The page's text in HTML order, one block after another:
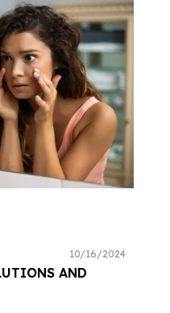
AND
10/16/2024